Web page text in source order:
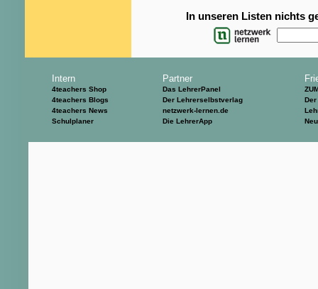
In unseren Listen nichts
Intern
4teachers Shop
4teachers Blogs
4teachers News
Schulplaner
Partner
Das LehrerPanel
Der Lehrerselbstverlag
netzwerk-lernen.de
Die LehrerApp